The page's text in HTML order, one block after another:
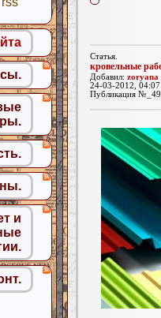
Статья.
кровельные
Добавил: zoryana
24-03-2012,
Публикация
и